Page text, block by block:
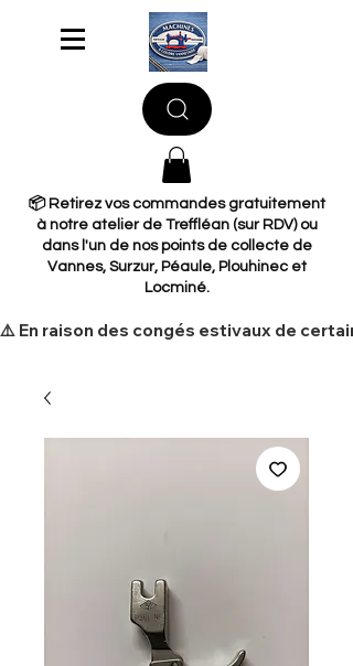
📦 Retirez vos commandes gratuitement
à notre atelier de Treffléan (sur RDV) ou
dans l'un de nos points de collecte de
Vannes, Surzur, Péaule, Plouhinec et
Locminé.
​⚠️ En raison des congés estivaux de